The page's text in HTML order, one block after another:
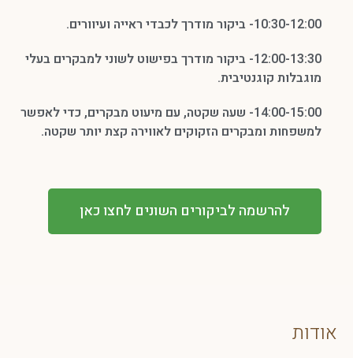
12:00-13:30- ביקור מודרך בפישוט לשוני למבקרים בעלי
קוגנטיבית.
14:00-15:00- שעה שקטה, עם מיעוט מבקרים, כדי לאפשר
ומבקרים הזקוקים לאווירה קצת יותר שקטה.
לביקורים השונים לחצו כאן